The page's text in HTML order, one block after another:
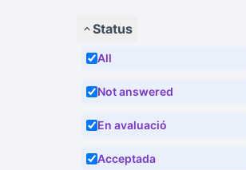
Status
All
Not answered
En avaluació
Acceptada